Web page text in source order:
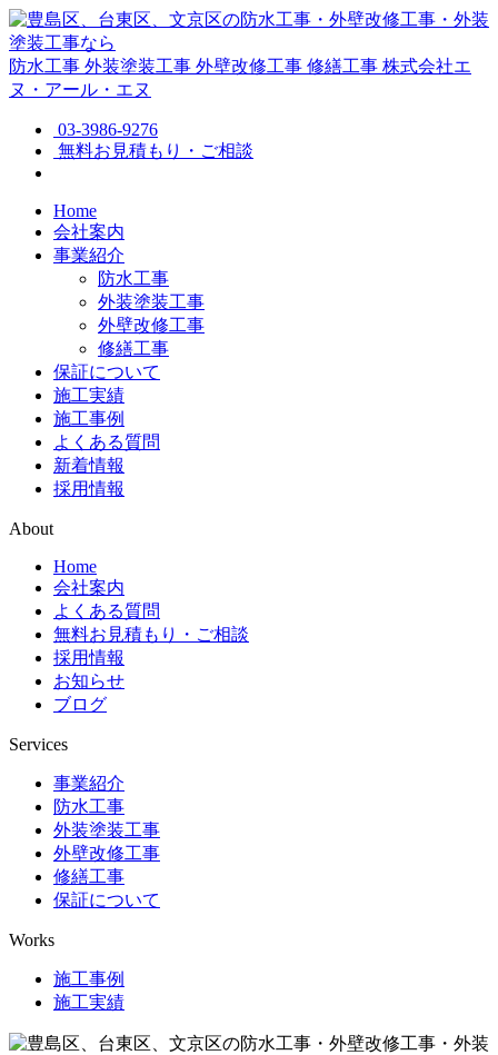
防水工事 外装塗装工事 外壁改修工事 修繕工事 株式会社エ
ヌ・アール・エヌ
03-3986-9276
無料お見積もり・ご相談
Home
会社案内
事業紹介
防水工事
外装塗装工事
外壁改修工事
修繕工事
保証について
施工実績
施工事例
よくある質問
新着情報
採用情報
About
Home
会社案内
よくある質問
無料お見積もり・ご相談
採用情報
お知らせ
ブログ
Services
事業紹介
防水工事
外装塗装工事
外壁改修工事
修繕工事
保証について
Works
施工事例
施工実績